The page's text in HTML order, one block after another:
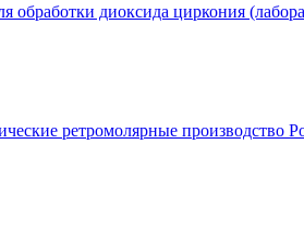
обработки диоксида циркония
ретромолярные производство